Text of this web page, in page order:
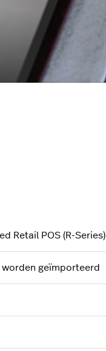
Retail POS (R-Series)
geïmporteerd